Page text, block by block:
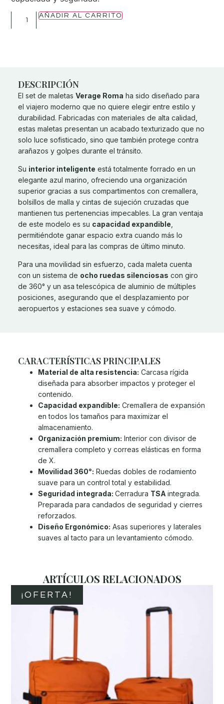
AÑADIR AL CARRITO
DESCRIPCIÓN
El set de maletas Verage Roma ha sido diseñado para
el viajero moderno que no quiere elegir entre estilo y
durabilidad. Fabricadas con materiales de alta calidad,
estas maletas presentan un acabado texturizado que no
solo luce sofisticado, sino que también protege contra
arañazos y golpes durante el tránsito.
Su interior inteligente está totalmente forrado en un
elegante azul marino, ofreciendo una organización
superior gracias a sus compartimentos con cremallera,
bolsillos de malla y cintas de sujeción cruzadas que
mantienen tus pertenencias impecables. La gran ventaja
de este modelo es su capacidad expandible
permitiéndote ganar espacio extra cuando más lo
necesitas, ideal para las compras de último minuto.
Para una movilidad sin esfuerzo, cada maleta cuenta
con un sistema de ocho ruedas silenciosas con giro
de 360° y un asa telescópica de aluminio de múltiples
posiciones, asegurando que el desplazamiento por
aeropuertos y estaciones sea suave y cómodo.
CARACTERÍSTICAS PRINCIPALES
Material de alta resistencia: Carcasa rígida
diseñada para absorber impactos y proteger el
contenido.
Capacidad expandible: Cremallera de expansión
en todos los tamaños para maximizar el
almacenamiento.
Organización premium: Interior con divisor de
cremallera completo y correas elásticas en forma
de X.
Movilidad 360°: Ruedas dobles de rodamiento
suave para un control total y estabilidad.
Seguridad integrada: Cerradura TSA integrada.
Preparada para candados de seguridad y cierres
reforzados.
Diseño Ergonómico: Asas superiores y laterales
suaves al tacto para un levantamiento cómodo.
ARTÍCULOS RELACIONADOS
¡OFERTA!